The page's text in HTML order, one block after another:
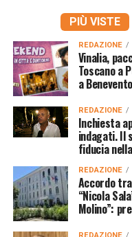
PIÙ VISTE
REDAZIONE
Vinalia,
Toscano a
a
REDAZIONE
Inchiesta
indagati. Il
fiducia
REDAZIONE
Accordo
“Nicola
Molino”: